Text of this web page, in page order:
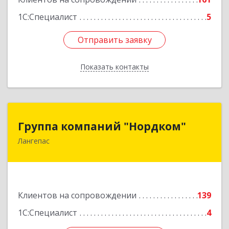
1С:Специалист
5
Отправить заявку
Показать контакты
Подробнее
Отправить заявку
Назад
Группа компаний "Нордком"
Лангепас
Клиентов на сопровождении
139
1С:Специалист
4
Группа компаний "Нордком"
628672, Тюменская обл, Лангепас г., Солнечная